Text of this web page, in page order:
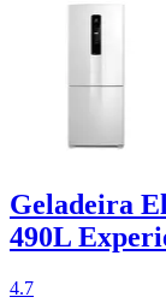
Geladeira
490L
4.7